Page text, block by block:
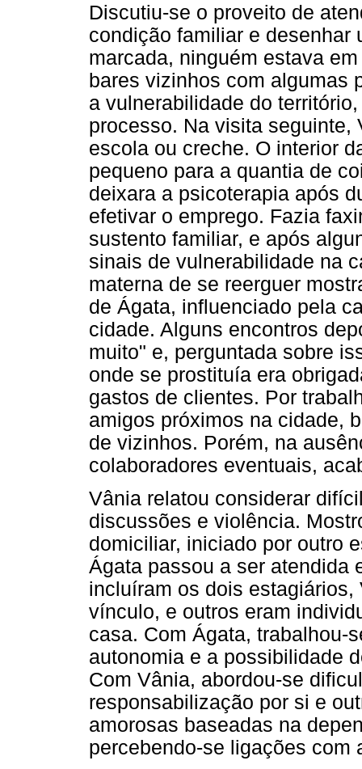
Discutiu-se o proveito de
condição familiar e desenhar
marcada, ninguém estava
bares vizinhos com algumas
a vulnerabilidade do
processo. Na visita
escola ou creche. O interior
pequeno para a quantia de
deixara a psicoterapia após
efetivar o emprego. Fazia
sustento familiar, e após
sinais de vulnerabilidade na
materna de se reerguer
de Ágata, influenciado pela
cidade. Alguns encontros
muito" e, perguntada sobre
onde se prostituía era
gastos de clientes. Por
amigos próximos na cidade,
de vizinhos. Porém, na
colaboradores eventuais,
Vânia relatou considerar
discussões e violência.
domiciliar, iniciado por outro
Ágata passou a ser atendida
incluíram os dois
vínculo, e outros eram
casa. Com Ágata, trabalhou-
autonomia e a possibilidade
Com Vânia, abordou-se
responsabilização por si e
amorosas baseadas na
percebendo-se ligações com